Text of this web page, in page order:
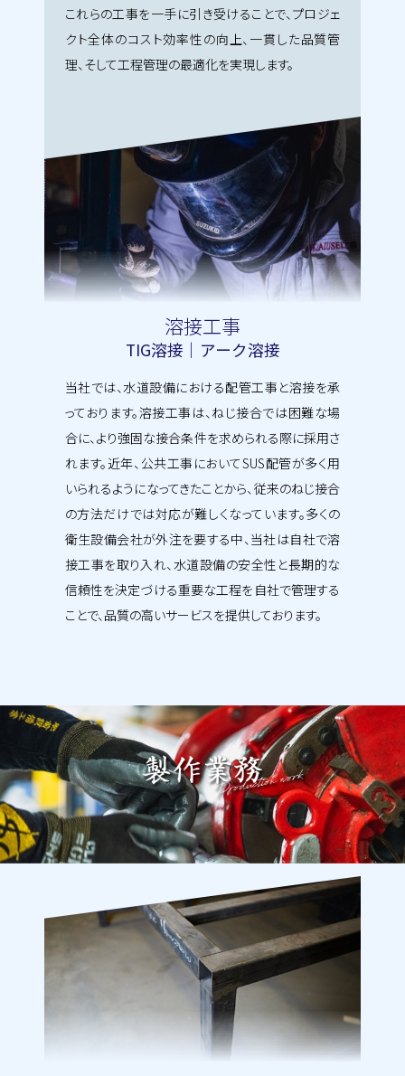
これらの工事を一手に引き受けることで、プロジェ
クト全体のコスト効率性の向上、一貫した品質管
理、そして工程管理の最適化を実現します。
溶接工事
TIG溶接｜アーク溶接
当社では、水道設備における配管工事と溶接を承
っております。溶接工事は、ねじ接合では困難な場
合に、より強固な接合条件を求められる際に採用さ
れます。近年、公共工事においてSUS配管が多く用
いられるようになってきたことから、従来のねじ接合
の方法だけでは対応が難しくなっています。多くの
衛生設備会社が外注を要する中、当社は自社で溶
接工事を取り入れ、水道設備の安全性と長期的な
信頼性を決定づける重要な工程を自社で管理する
ことで、品質の高いサービスを提供しております。